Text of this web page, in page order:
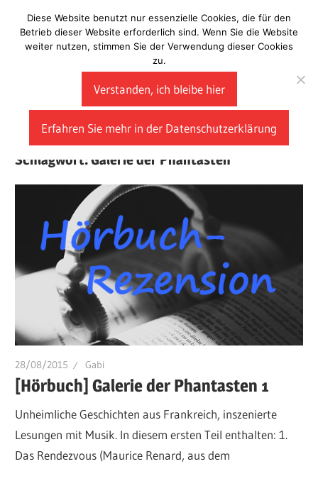
Inhalt
springen
Laberladen
Schlagwort:Galerie der Phantasten
28/08/2015 Gabi
[Hörbuch] Galerie der Phantasten 1
Unheimliche Geschichten aus Frankreich, inszenierte
Lesungen mit Musik. In diesem ersten Teil enthalten: 1.
Das Rendezvous (Maurice Renard, aus dem
Diese Website benutzt nur essenzielle Cookies, die für den
Betrieb dieser Website erforderlich sind. Wenn Sie die Website
weiter nutzen, stimmen Sie der Verwendung dieser Cookies
zu.
Verstanden, ich bleibe hier
Erfahren Sie mehr in der Datenschutzerklärung